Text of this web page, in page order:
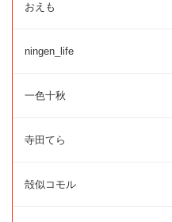
おえも
ningen_life
一色十秋
寺田てら
殻似コモル